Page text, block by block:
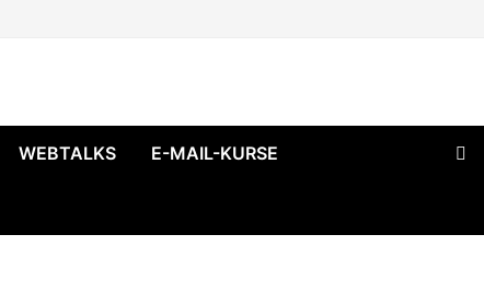
WEBTALKS E-MAIL-KURSE